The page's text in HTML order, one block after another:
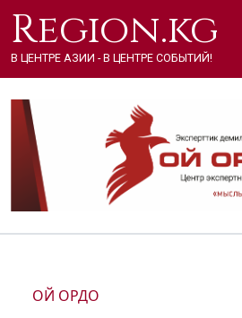
Region.kg
В ЦЕНТРЕ АЗИИ - В ЦЕНТРЕ СОБЫТИЙ!
ОЙ ОРДО